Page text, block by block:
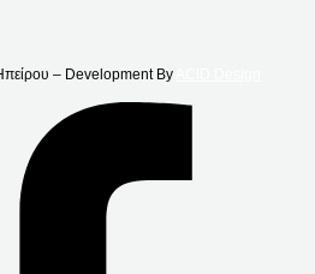
– Development By